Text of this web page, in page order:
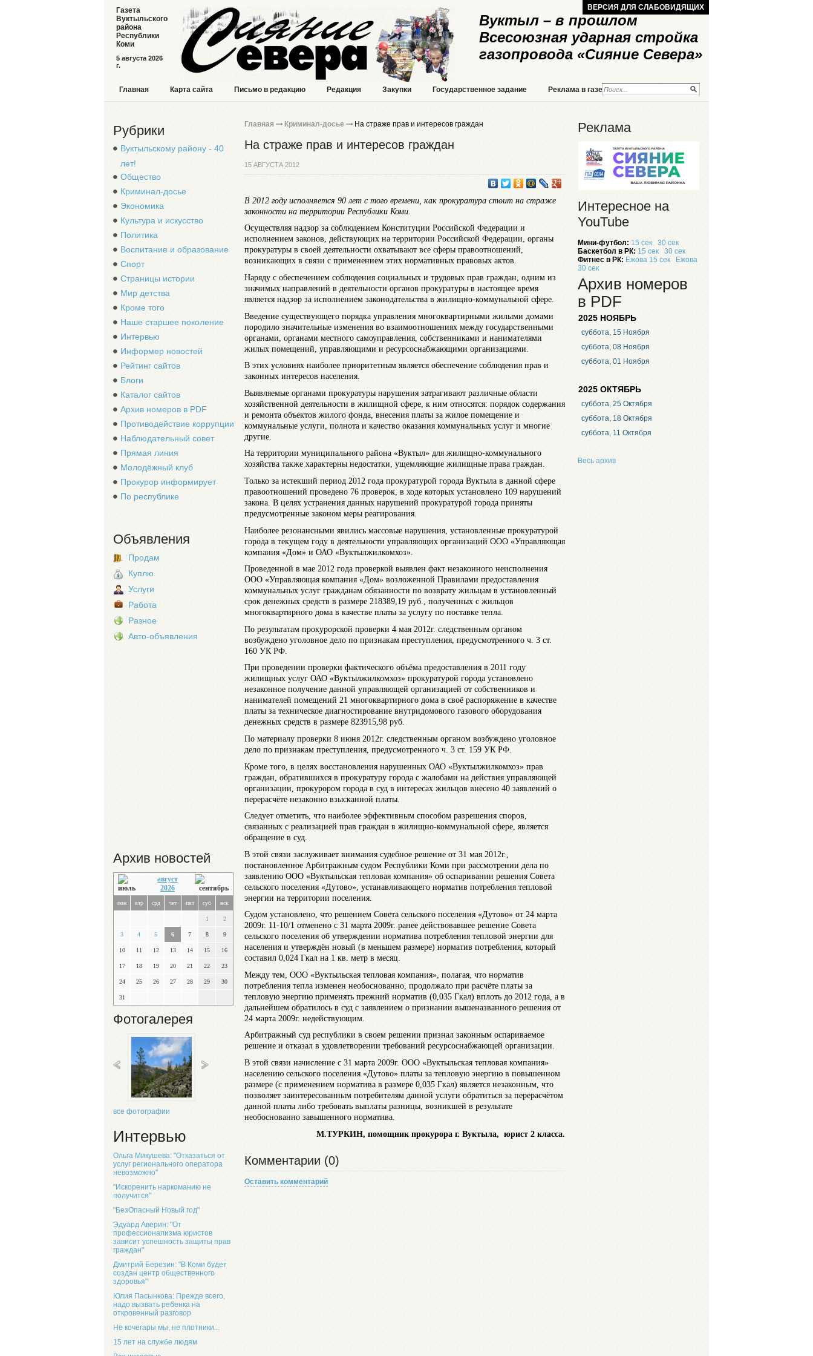
Вуктыл – в прошлом
Всесоюзная ударная стройка
газопровода «Сияние Севера»
5 августа 2026
г.
Газета
Вуктыльского
района
Республики
Коми
ВЕРСИЯ ДЛЯ СЛАБОВИДЯЩИХ
Главная Карта сайта Письмо в редакцию Редакция Закупки Государственное задание Реклама в газете Реклама на сайте
Рубрики
Вуктыльскому району - 40
лет!
Общество
Криминал-досье
Экономика
Культура и искусство
Политика
Воспитание и образование
Спорт
Страницы истории
Мир детства
Кроме того
Наше старшее поколение
Интервью
Информер новостей
Рейтинг сайтов
Блоги
Каталог сайтов
Архив номеров в PDF
Противодействие коррупции
Наблюдательный совет
Прямая линия
Молодёжный клуб
Прокурор информирует
По республике
Объявления
Продам
Куплю
Услуги
Работа
Разное
Авто-объявления
Архив новостей
август
2026
пон втр срд чет пят суб вск
1 2
3 4 5 6 7 8 9
10 11 12 13 14 15 16
17 18 19 20 21 22 23
24 25 26 27 28 29 30
31
Фотогалерея
все фотографии
Интервью
Ольга Микушева: "Отказаться от
услуг регионального оператора
невозможно"
"Искоренить наркоманию не
получится"
"БезОпасный Новый год"
Эдуард Аверин: "От
профессионализма юристов
зависит успешность защиты прав
граждан"
Дмитрий Березин: "В Коми будет
создан центр общественного
здоровья"
Юлия Пасынкова: Прежде всего,
надо вызвать ребенка на
откровенный разговор
Не кочегары мы, не плотники...
15 лет на службе людям
Главная Криминал-досье На страже прав и интересов граждан
На страже прав и интересов граждан
15 АВГУСТА 2012
В 2012 году исполняется 90 лет с того времени, как прокуратура стоит на страже
законности на территории Республики Коми.
Осуществляя надзор за соблюдением Конституции Российской Федерации и
исполнением законов, действующих на территории Российской Федерации, органы
прокуратуры в своей деятельности охватывают все сферы правоотношений,
возникающих в связи с применением этих нормативных правовых актов.
Наряду с обеспечением соблюдения социальных и трудовых прав граждан, одним из
значимых направлений в деятельности органов прокуратуры в настоящее время
является надзор за исполнением законодательства в жилищно-коммунальной сфере.
Введение существующего порядка управления многоквартирными жилыми домами
породило значительные изменения во взаимоотношениях между государственными
органами, органами местного самоуправления, собственниками и нанимателями
жилых помещений, управляющими и ресурсоснабжающими организациями.
В этих условиях наиболее приоритетным является обеспечение соблюдения прав и
законных интересов населения.
Выявляемые органами прокуратуры нарушения затрагивают различные области
хозяйственной деятельности в жилищной сфере, к ним относятся: порядок содержания
и ремонта объектов жилого фонда, внесения платы за жилое помещение и
коммунальные услуги, полнота и качество оказания коммунальных услуг и многие
другие.
На территории муниципального района «Вуктыл» для жилищно-коммунального
хозяйства также характерны недостатки, ущемляющие жилищные права граждан.
Только за истекший период 2012 года прокуратурой города Вуктыла в данной сфере
правоотношений проведено 76 проверок, в ходе которых установлено 109 нарушений
закона. В целях устранения данных нарушений прокуратурой города приняты
предусмотренные законом меры реагирования.
Наиболее резонансными явились массовые нарушения, установленные прокуратурой
города в текущем году в деятельности управляющих организаций ООО «Управляющая
компания «Дом» и ОАО «Вуктылжилкомхоз».
Проведенной в мае 2012 года проверкой выявлен факт незаконного неисполнения
ООО «Управляющая компания «Дом» возложенной Правилами предоставления
коммунальных услуг гражданам обязанности по возврату жильцам в установленный
срок денежных средств в размере 218389,19 руб., полученных с жильцов
многоквартирного дома в качестве платы за услугу по поставке тепла.
По результатам прокурорской проверки 4 мая 2012г. следственным органом
возбуждено уголовное дело по признакам преступления, предусмотренного ч. 3 ст.
160 УК РФ.
При проведении проверки фактического объёма предоставления в 2011 году
жилищных услуг ОАО «Вуктылжилкомхоз» прокуратурой города установлено
незаконное получение данной управляющей организацией от собственников и
нанимателей помещений 21 многоквартирного дома в своё распоряжение в качестве
платы за техническое диагностирование внутридомового газового оборудования
денежных средств в размере 823915,98 руб.
По материалу проверки 8 июня 2012г. следственным органом возбуждено уголовное
дело по признакам преступления, предусмотренного ч. 3 ст. 159 УК РФ.
Кроме того, в целях восстановления нарушенных ОАО «Вуктылжилкомхоз» прав
граждан, обратившихся в прокуратуру города с жалобами на действия управляющей
организации, прокурором города в суд в интересах жильцов внесено 40 заявлений о
перерасчёте незаконно взысканной платы.
Следует отметить, что наиболее эффективным способом разрешения споров,
связанных с реализацией прав граждан в жилищно-коммунальной сфере, является
обращение в суд.
В этой связи заслуживает внимания судебное решение от 31 мая 2012г.,
постановленное Арбитражным судом Республики Коми при рассмотрении дела по
заявлению ООО «Вуктыльская тепловая компания» об оспаривании решения Совета
сельского поселения «Дутово», устанавливающего норматив потребления тепловой
энергии на территории поселения.
Судом установлено, что решением Совета сельского поселения «Дутово» от 24 марта
2009г. 11-10/1 отменено с 31 марта 2009г. ранее действовавшее решение Совета
сельского поселения об утверждении норматива потребления тепловой энергии для
населения и утверждён новый (в меньшем размере) норматив потребления, который
составил 0,024 Гкал на 1 кв. метр в месяц.
Между тем, ООО «Вуктыльская тепловая компания», полагая, что норматив
потребления тепла изменен необоснованно, продолжало при расчёте платы за
тепловую энергию применять прежний норматив (0,035 Гкал) вплоть до 2012 года, а в
дальнейшем обратилось в суд с заявлением о признании вышеназванного решения от
24 марта 2009г. недействующим.
Арбитражный суд республики в своем решении признал законным оспариваемое
решение и отказал в удовлетворении требований ресурсоснабжающей организации.
В этой связи начисление с 31 марта 2009г. ООО «Вуктыльская тепловая компания»
населению сельского поселения «Дутово» платы за тепловую энергию в повышенном
размере (с применением норматива в размере 0,035 Гкал) является незаконным, что
позволяет заинтересованным потребителям данной услуги обратиться за перерасчётом
данной платы либо требовать выплаты разницы, возникшей в результате
необоснованно завышенного норматива.
М.ТУРКИН, помощник прокурора г. Вуктыла, юрист 2 класса.
Комментарии (0)
Оставить комментарий
Реклама
Интересное на
YouTube
Мини-футбол: 15 сек
30 сек
Баскетбол в РК: 15 сек
30 сек
Фитнес в РК: Ежова 15 сек
Ежова
30 сек
Архив номеров
в PDF
2025 НОЯБРЬ
суббота, 15 Ноября
суббота, 08 Ноября
суббота, 01 Ноября
2025 ОКТЯБРЬ
суббота, 25 Октября
суббота, 18 Октября
суббота, 11 Октября
Весь архив